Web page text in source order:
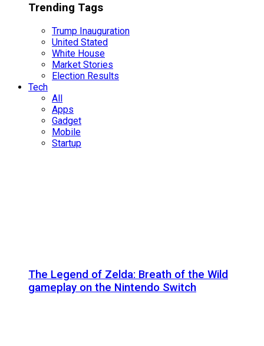
Trending Tags
Trump Inauguration
United Stated
White House
Market Stories
Election Results
Tech
All
Apps
Gadget
Mobile
Startup
The Legend of Zelda: Breath of the Wild
gameplay on the Nintendo Switch